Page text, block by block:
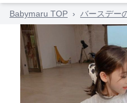
Babymaru TOP › バースデー